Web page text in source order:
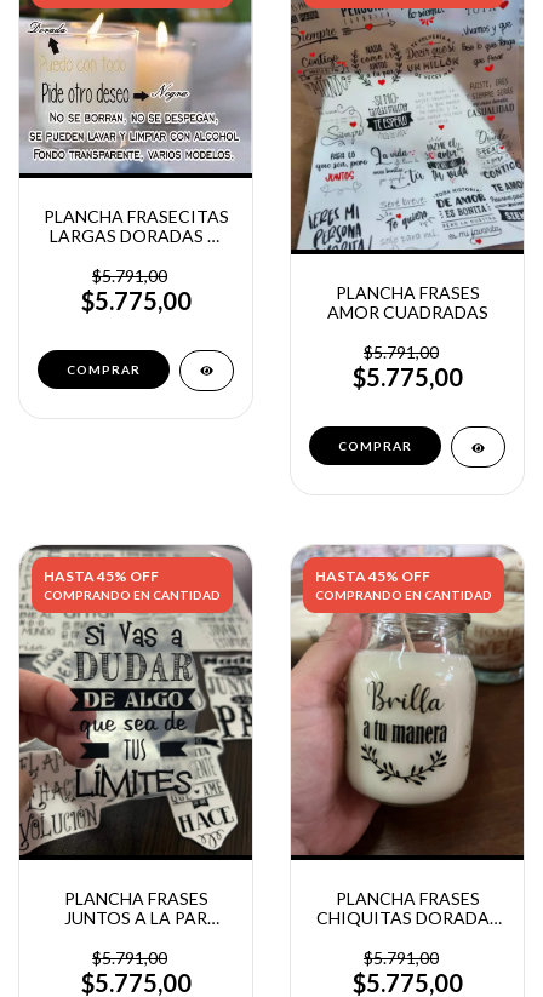
PLANCHA FRASECITAS
LARGAS DORADAS O
$5.791,00
$5.775,00
COMPRAR
PLANCHA FRASES
AMOR CUADRADAS
$5.791,00
$5.775,00
HASTA 45% OFF
COMPRANDO EN CANTIDAD
PLANCHA FRASES
JUNTOS A LA PAR
$5.791,00
$5.775,00
HASTA 45% OFF
COMPRANDO EN CANTIDAD
PLANCHA FRASES
CHIQUITAS DORADAS
$5.791,00
$5.775,00